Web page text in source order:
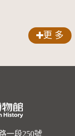
更 多
一段250號